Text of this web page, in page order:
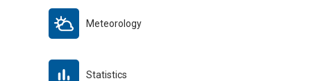
Meteorology
Statistics